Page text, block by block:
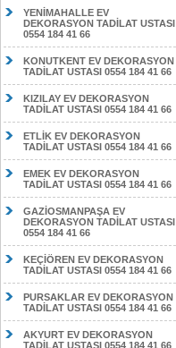
YENİMAHALLE EV
DEKORASYON TADİLAT USTASI
0554 184 41 66
KONUTKENT EV DEKORASYON
TADİLAT USTASI 0554 184 41 66
KIZILAY EV DEKORASYON
TADİLAT USTASI 0554 184 41 66
ETLİK EV DEKORASYON
TADİLAT USTASI 0554 184 41 66
EMEK EV DEKORASYON
TADİLAT USTASI 0554 184 41 66
GAZİOSMANPAŞA EV
DEKORASYON TADİLAT USTASI
0554 184 41 66
KEÇİÖREN EV DEKORASYON
TADİLAT USTASI 0554 184 41 66
PURSAKLAR EV DEKORASYON
TADİLAT USTASI 0554 184 41 66
AKYURT EV DEKORASYON
TADİLAT USTASI 0554 184 41 66